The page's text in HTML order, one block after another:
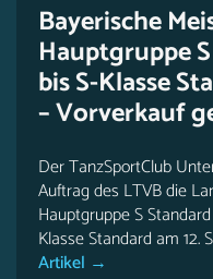
Bayerische
Hauptgruppe
bis S-Klasse
– Vorverkauf
Der TanzSportClub
Auftrag des LTVB die
Hauptgruppe S
Klasse Standard am 12.
Artikel →